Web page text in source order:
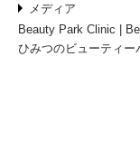
メディア
Beauty Park Clinic
ひみつのビューティー